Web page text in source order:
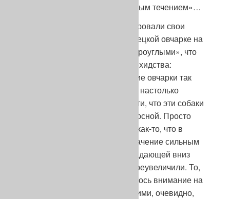
верха», но теперь уже с «плавным течением»…
Англичане вроде бы стабилизировали свои
эстетические требования к немецкой овчарке на
чем-то между «гиенами» и «остроуглыми», что
дает теперь немцам пищу для ехидства:
«Разводимые в Англии немецкие овчарки так
резко убывают в крупе и имеют настолько
«заугленные» задние конечности, что эти собаки
наступают как зайцы – всей плюсной. Просто
английские заводчики увидели как-то, что в
Германии придают большое значение сильным
углам задних конечностей и спадающей вниз
линии спины и мигом все это преувеличили. То,
что немцами при этом обращалось внимание на
рысачий корпус овчарки, было ими, очевидно,